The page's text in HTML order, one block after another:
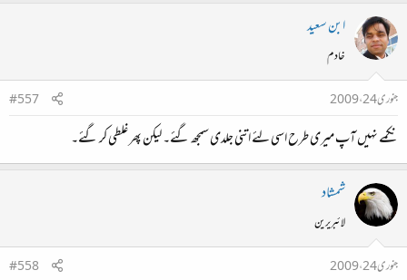
ابن سعید
خادم
جنوری 24، 2009
#557
نکمے نہیں آپ میری طرح اسی لئے اتنی جلدی سمجھ گئے۔ لیکن پھر غلطی کر گئے۔
شمشاد
لائبریرین
جنوری 24، 2009
#558